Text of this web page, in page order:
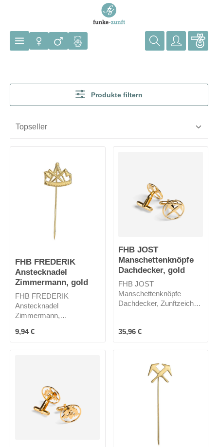
Produkte filtern
FHB FREDERIK
Anstecknadel
Zimmermann, gold
FHB FREDERIK
Anstecknadel
Zimmermann,
Zimmermann
Regulärer Preis:
9,94 €
FHB JOST
Manschettenknöpfe
Dachdecker, gold
FHB JOST
Manschettenknöpfe
Dachdecker, Zunftzeichen
Regulärer Preis:
35,96 €